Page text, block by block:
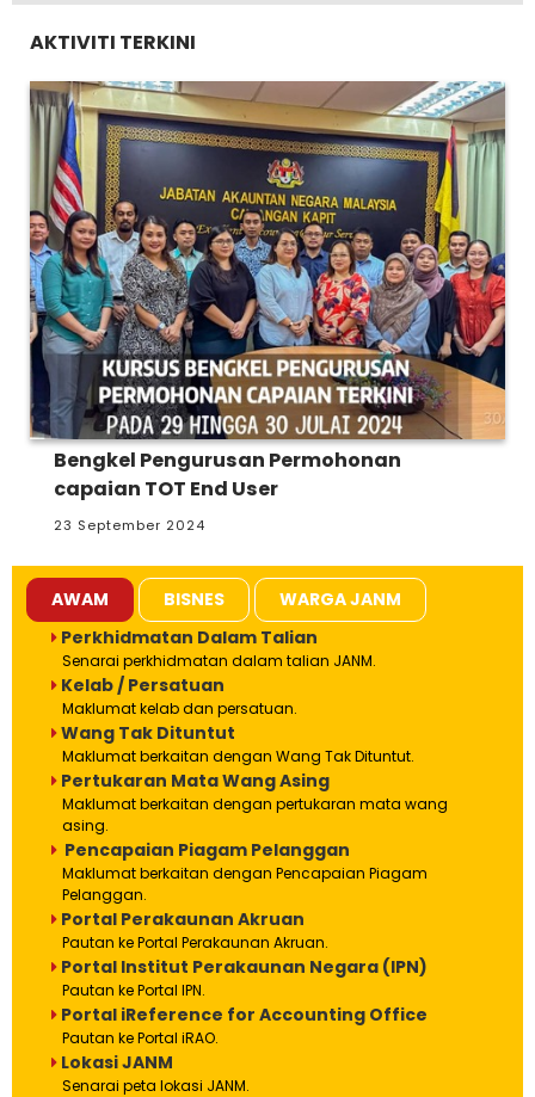
AKTIVITI TERKINI
Bengkel Pengurusan Permohonan
capaian TOT End User
23 September 2024
AWAM BISNES
WARGA JANM
Perkhidmatan Dalam Talian
Senarai perkhidmatan dalam talian JANM.
Kelab / Persatuan
Maklumat kelab dan persatuan.
Wang Tak Dituntut
Maklumat berkaitan dengan Wang Tak Dituntut.
Pertukaran Mata Wang Asing
Maklumat berkaitan dengan pertukaran mata wang
asing.
Pencapaian Piagam Pelanggan
Maklumat berkaitan dengan Pencapaian Piagam
Pelanggan.
Portal Perakaunan Akruan
Pautan ke Portal Perakaunan Akruan.
Portal Institut Perakaunan Negara (IPN)
Pautan ke Portal IPN.
Portal iReference for Accounting Office
Pautan ke Portal iRAO.
Lokasi JANM
Senarai peta lokasi JANM.